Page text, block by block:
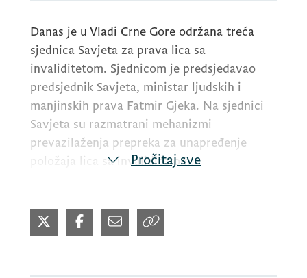
Danas je u Vladi Crne Gore održana treća
sjednica Savjeta za prava lica sa
invaliditetom. Sjednicom je predsjedavao
predsjednik Savjeta, ministar ljudskih i
manjinskih prava Fatmir Gjeka. Na sjednici
Savjeta su razmatrani mehanizmi
prevazilaženja prepreka za unapređenje
položaja lica sa invaliditetom.
Jednakost lica sa invaliditetom, a naročito
djece sa invaliditetom i mogućnost da
Pročitaj sve